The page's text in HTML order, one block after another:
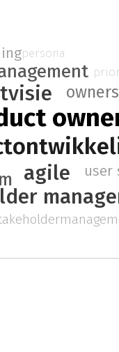
agile
user
persona